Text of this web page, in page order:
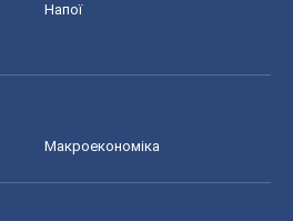
Напої
Макроекономіка